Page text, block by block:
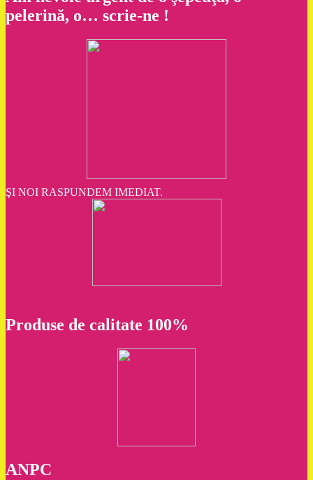
pelerină, o… scrie-ne !
ŞI NOI RASPUNDEM IMEDIAT.
Produse de calitate 100%
ANPC